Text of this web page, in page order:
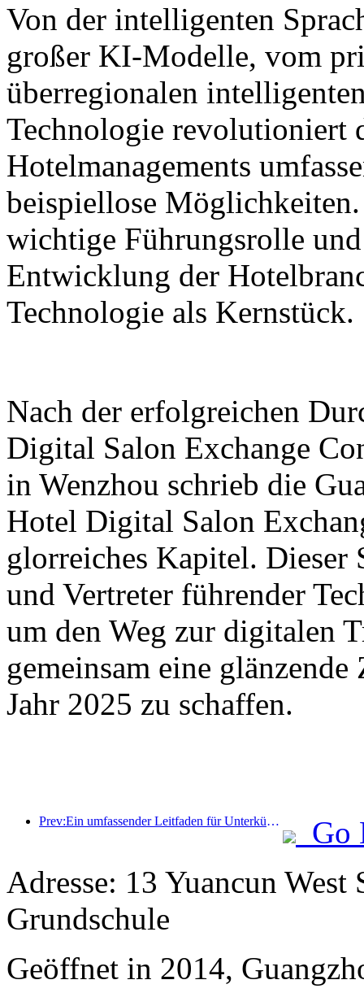
Von der intelligenten
großer KI-Modelle, vom
überregionalen
Technologie revolutioniert
Hotelmanagements
beispiellose
wichtige Führungsrolle
Entwicklung der
Technologie als Kernstück.
Nach der erfolgreichen
Digital Salon Exchange
in Wenzhou schrieb die
Hotel Digital Salon
glorreiches Kapitel. Dieser
und Vertreter führender
um den Weg zur digitalen
gemeinsam eine
Jahr 2025 zu schaffen.
Prev:Ein umfassender Leitfaden für Unterkünfte während der touristischen Wintersaison in Peking. Der neue Innenhof des Jingneng Hotels löst einen neuen Tourismustrend aus
Go
Adresse: 13 Yuancun West
Grundschule
Geöffnet in 2014,